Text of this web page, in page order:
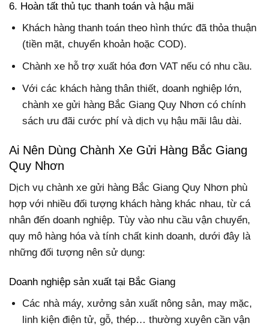
6. Hoàn tất thủ tục thanh toán và hậu mãi
Khách hàng thanh toán theo hình thức đã thỏa thuận
(tiền mặt, chuyển khoản hoặc COD).
Chành xe hỗ trợ xuất hóa đơn VAT nếu có nhu cầu.
Với các khách hàng thân thiết, doanh nghiệp lớn,
chành xe gửi hàng Bắc Giang Quy Nhơn có chính
sách ưu đãi cước phí và dịch vụ hậu mãi lâu dài.
Ai Nên Dùng Chành Xe Gửi Hàng Bắc Giang
Quy Nhơn
Dịch vụ chành xe gửi hàng Bắc Giang Quy Nhơn phù
hợp với nhiều đối tượng khách hàng khác nhau, từ cá
nhân đến doanh nghiệp. Tùy vào nhu cầu vận chuyển,
quy mô hàng hóa và tính chất kinh doanh, dưới đây là
những đối tượng nên sử dụng:
Doanh nghiệp sản xuất tại Bắc Giang
Các nhà máy, xưởng sản xuất nông sản, may mặc,
linh kiện điện tử, gỗ, thép… thường xuyên cần vận